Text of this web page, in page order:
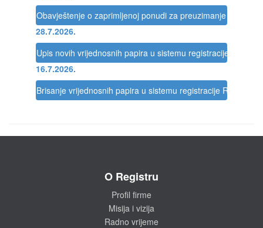
Obavještenje o zaprimljenoj ponudi za preuzimanje društva
28.7.2026.
Upis novih vrijednosnih papira u sistemu registracije Registra
16.7.2026.
Brisanje vrijednosnih papira u sistemu registracije Registra
O Registru
Profil firme
Misija i vizija
Radno vrijeme